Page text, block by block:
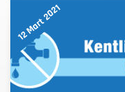
12 Mart 2021